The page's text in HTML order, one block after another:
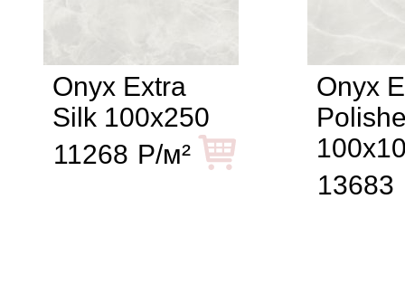
Onyx Extra
Silk 100x250
11268 Р/м²
Onyx
13683